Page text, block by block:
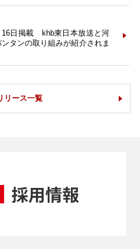
16日掲載 khb東日本放送と河
タンの取り組みが紹介されま
リース一覧